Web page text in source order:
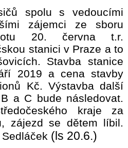
spolu s vedoucími
zájemci ze sboru
20. června t.r.
stanici v Praze a to
Stavba stanice
2019 a cena stavby
Kč. Výstavba další
a C bude následovat.
kraje za
zájezd se dětem líbil.
(ls 20.6.)